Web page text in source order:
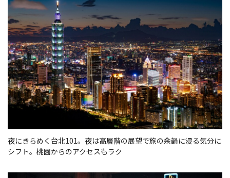
夜にきらめく台北101。夜は高層階の展望で旅の余韻に浸る気分に
シフト。桃園からのアクセスもラク